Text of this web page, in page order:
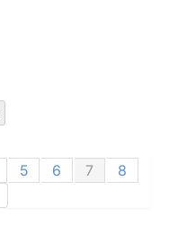
5 6 7
8